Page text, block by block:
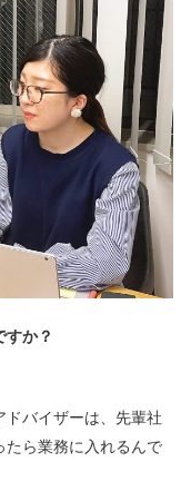
すか？
バイザーは、先輩社
たら業務に入れるんで